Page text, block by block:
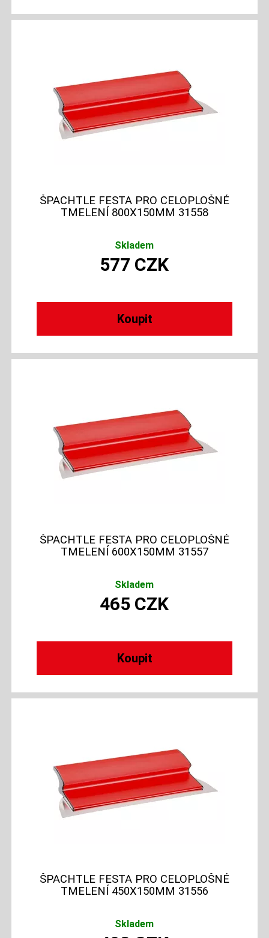
ŠPACHTLE FESTA PRO CELOPLOŠNÉ
TMELENÍ 800X150MM 31558
Skladem
577 CZK
ŠPACHTLE FESTA PRO CELOPLOŠNÉ
TMELENÍ 600X150MM 31557
Skladem
465 CZK
ŠPACHTLE FESTA PRO CELOPLOŠNÉ
TMELENÍ 450X150MM 31556
Skladem